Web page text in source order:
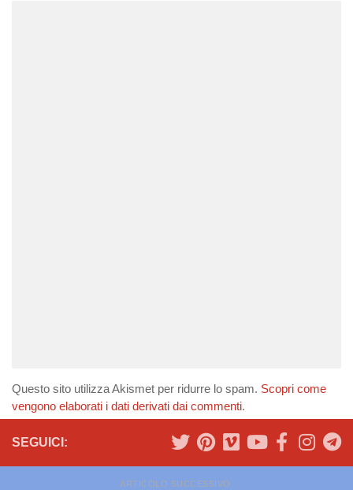
Questo sito utilizza Akismet per ridurre lo spam. Scopri come
vengono elaborati i dati derivati dai commenti.
SEGUICI:
ARTICOLO SUCCESSIVO